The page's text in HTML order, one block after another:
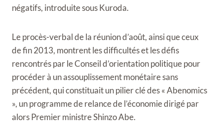
négatifs, introduite sous Kuroda.
Le procès-verbal de la réunion d’août, ainsi que ceux
de fin 2013, montrent les difficultés et les défis
rencontrés par le Conseil d’orientation politique pour
procéder à un assouplissement monétaire sans
précédent, qui constituait un pilier clé des « Abenomics
», un programme de relance de l’économie dirigé par
alors Premier ministre Shinzo Abe.